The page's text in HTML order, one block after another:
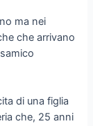
ma nei
che arrivano
di una figlia
che, 25 anni